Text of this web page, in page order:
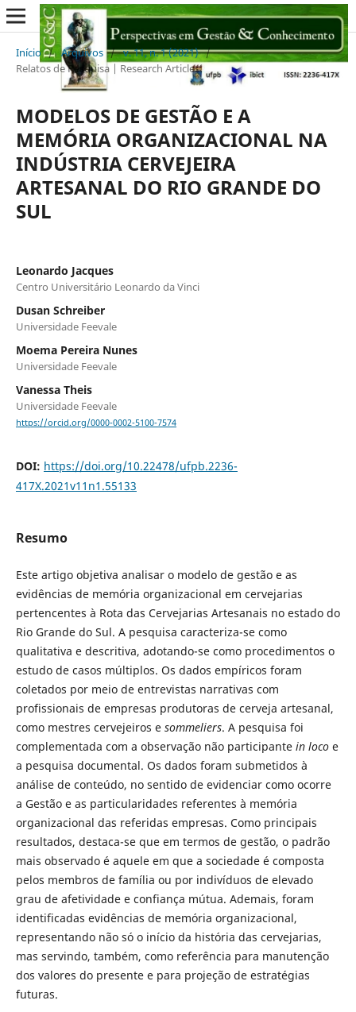
Início / Arquivos / v. 11, n. 1 (2021) /
Relatos de Pesquisa | Research Articles
MODELOS DE GESTÃO E A
MEMÓRIA ORGANIZACIONAL NA
INDÚSTRIA CERVEJEIRA
ARTESANAL DO RIO GRANDE DO
SUL
Leonardo Jacques
Centro Universitário Leonardo da Vinci
Dusan Schreiber
Universidade Feevale
Moema Pereira Nunes
Universidade Feevale
Vanessa Theis
Universidade Feevale
https://orcid.org/0000-0002-5100-7574
DOI: https://doi.org/10.22478/ufpb.2236-
417X.2021v11n1.55133
Resumo
Este artigo objetiva analisar o modelo de gestão e as
evidências de memória organizacional em cervejarias
pertencentes à Rota das Cervejarias Artesanais no estado do
Rio Grande do Sul. A pesquisa caracteriza-se como
qualitativa e descritiva, adotando-se como procedimentos o
estudo de casos múltiplos. Os dados empíricos foram
coletados por meio de entrevistas narrativas com
profissionais de empresas produtoras de cerveja artesanal,
como mestres cervejeiros e sommeliers. A pesquisa foi
complementada com a observação não participante in loco e
a pesquisa documental. Os dados foram submetidos à
análise de conteúdo, no sentido de evidenciar como ocorre
a Gestão e as particularidades referentes à memória
organizacional das referidas empresas. Como principais
resultados, destaca-se que em termos de gestão, o padrão
mais observado é aquele em que a sociedade é composta
pelos membros de família ou por indivíduos de elevado
grau de afetividade e confiança mútua. Ademais, foram
identificadas evidências de memória organizacional,
representando não só o início da história das cervejarias,
mas servindo, também, como referência para manutenção
dos valores do presente e para projeção de estratégias
futuras.